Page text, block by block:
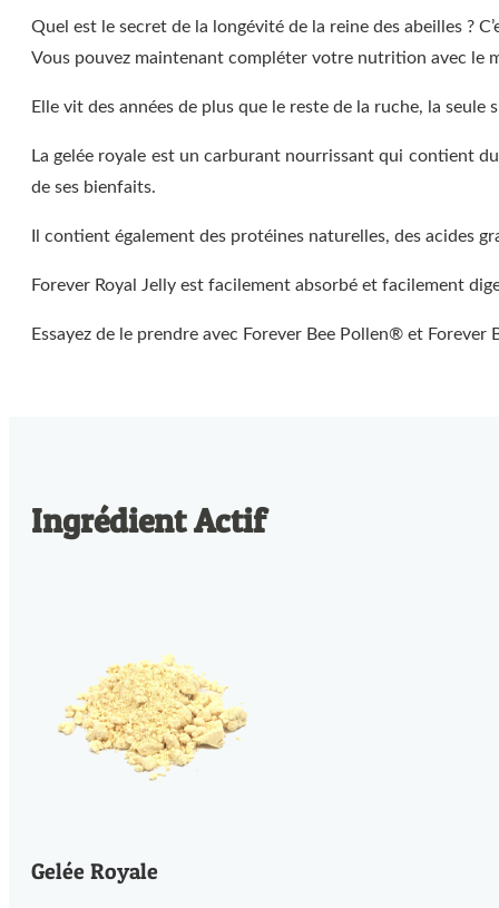
Quel est le secret de la longévité de la reine des abeilles ?
Vous pouvez maintenant compléter votre nutrition avec le
Elle vit des années de plus que le reste de la ruche, la
La gelée royale est un carburant nourrissant qui contient
de ses bienfaits.
Il contient également des protéines naturelles, des acides
Forever Royal Jelly est facilement absorbé et facilement
Essayez de le prendre avec Forever Bee Pollen® et
Ingrédient Actif
Gelée Royale